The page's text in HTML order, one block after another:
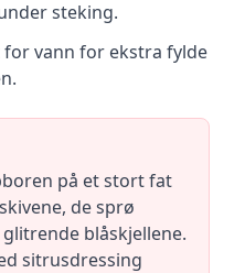
steking.
vann for ekstra fylde
på et stort fat
de sprø
blåskjellene.
sitrusdressing